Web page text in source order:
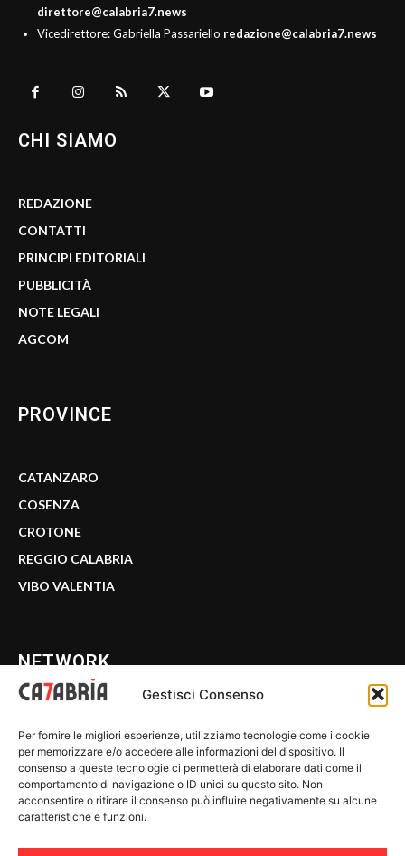
Gestisci Consenso
Per fornire le migliori esperienze, utilizziamo tecnologie come i cookie
per memorizzare e/o accedere alle informazioni del dispositivo. Il
consenso a queste tecnologie ci permetterà di elaborare dati come il
comportamento di navigazione o ID unici su questo sito. Non
acconsentire o ritirare il consenso può influire negativamente su alcune
caratteristiche e funzioni.
direttore@calabria7.news
Vicedirettore: Gabriella Passariello redazione@calabria7.news
CHI SIAMO
REDAZIONE
CONTATTI
PRINCIPI EDITORIALI
PUBBLICITÀ
NOTE LEGALI
AGCOM
PROVINCE
CATANZARO
COSENZA
CROTONE
REGGIO CALABRIA
VIBO VALENTIA
NETWORK
WE CALABRIA
C7 PLAY
MIX ZONE